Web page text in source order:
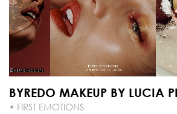
BYREDO MAKEUP BY LUCIA
• FIRST EMOTIONS